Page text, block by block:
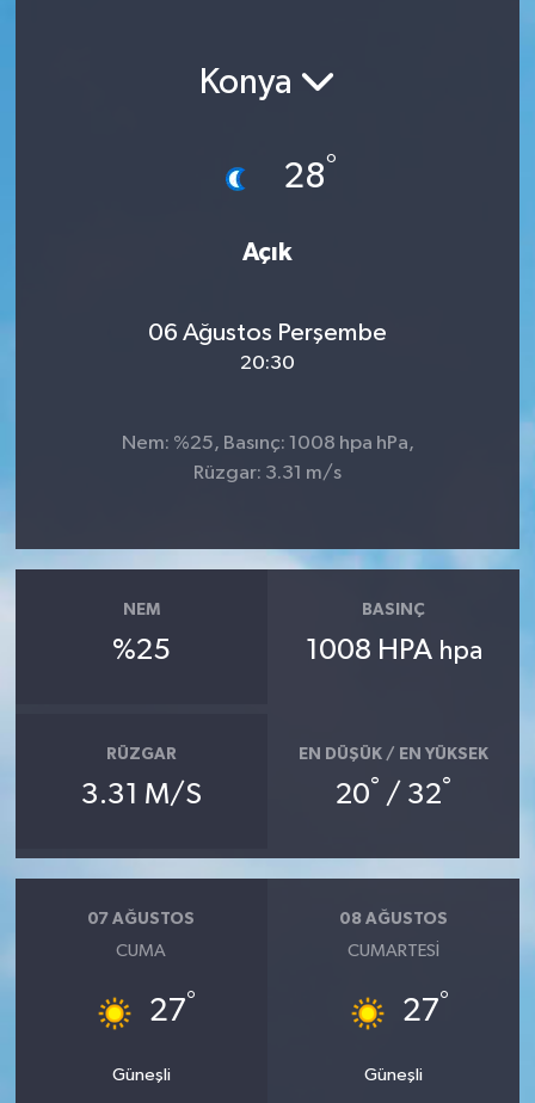
Konya
28°
Açık
06 Ağustos Perşembe
20:30
Nem: %25, Basınç: 1008 hpa hPa,
Rüzgar: 3.31 m/s
NEM
%25
BASINÇ
1008 HPA hpa
RÜZGAR
3.31 M/S
EN DÜŞÜK / EN YÜKSEK
20° / 32°
07 AĞUSTOS
CUMA
27°
Güneşli
08 AĞUSTOS
CUMARTESI
27°
Güneşli